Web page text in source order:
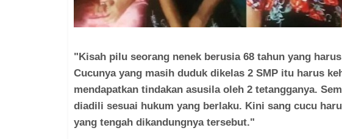
"Kisah pilu seorang nenek berusia 68 tahun yang
Cucunya yang masih duduk dikelas 2 SMP itu harus
mendapatkan tindakan asusila oleh 2 tetangganya.
diadili sesuai hukum yang berlaku. Kini sang cucu
yang tengah dikandungnya tersebut."